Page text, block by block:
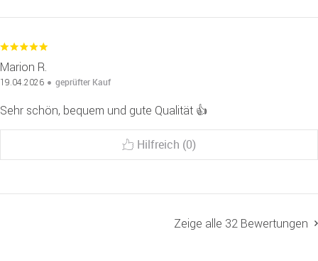
Marion R.
19.04.2026 geprüfter Kauf
Sehr schön, bequem und gute Qualität 👍
Hilfreich (0)
Zeige alle 32 Bewertungen